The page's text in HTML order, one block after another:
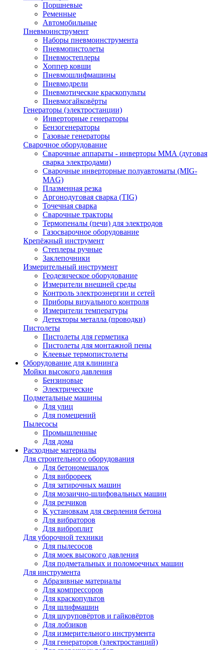
Поршневые
Ременные
Автомобильные
Пневмоинструмент
Наборы пневмоинструмента
Пневмопистолеты
Пневмостеплеры
Хоппер ковши
Пневмошлифмашины
Пневмодрели
Пневмотические краскопульты
Пневмогайковёрты
Генераторы (электростанции)
Инверторные генераторы
Бензогенераторы
Газовые генераторы
Сварочное оборудование
Сварочные аппараты - инверторы ММА (дуговая
сварка электродами)
Сварочные инверторные полуавтоматы (MIG-
MAG)
Плазменная резка
Аргонодуговая сварка (TIG)
Точечная сварка
Сварочные тракторы
Термопеналы (печи) для электродов
Газосварочное оборудование
Крепёжный инструмент
Степлеры ручные
Заклепочники
Измерительный инструмент
Геодезическое оборудование
Измерители внешней среды
Контроль электроэнергии и сетей
Приборы визуального контроля
Измерители температуры
Детекторы металла (проводки)
Пистолеты
Пистолеты для герметика
Пистолеты для монтажной пены
Клеевые термопистолеты
Оборудование для клининга
Мойки высокого давления
Бензиновые
Электрические
Подметальные машины
Для улиц
Для помещений
Пылесосы
Промышленные
Для дома
Расходные материалы
Для строительного оборудования
Для бетономешалок
Для виброреек
Для затирочных машин
Для мозаично-шлифовальных машин
Для резчиков
К установкам для сверления бетона
Для вибраторов
Для виброплит
Для уборочной техники
Для пылесосов
Для моек высокого давления
Для подметальных и поломоечных машин
Для инструмента
Абразивные материалы
Для компрессоров
Для краскопультов
Для шлифмашин
Для шуруповёртов и гайковёртов
Для лобзиков
Для измерительного инструмента
Для генераторов (электростанций)